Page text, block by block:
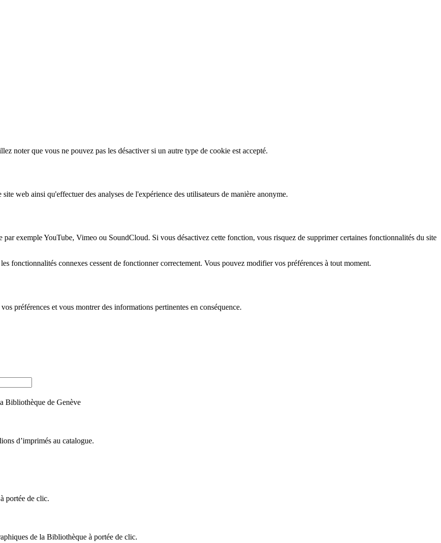
noter que vous ne pouvez pas les désactiver si un autre type de cookie est accepté.
web ainsi qu'effectuer des analyses de l'expérience des utilisateurs de manière anonyme.
exemple YouTube, Vimeo ou SoundCloud. Si vous désactivez cette fonction, vous risquez de supprimer certaines fonctionnalités du site
fonctionnalités connexes cessent de fonctionner correctement. Vous pouvez modifier vos préférences à tout moment.
préférences et vous montrer des informations pertinentes en conséquence.
Bibliothèque de Genève
d’imprimés au catalogue.
portée de clic.
de la Bibliothèque à portée de clic.